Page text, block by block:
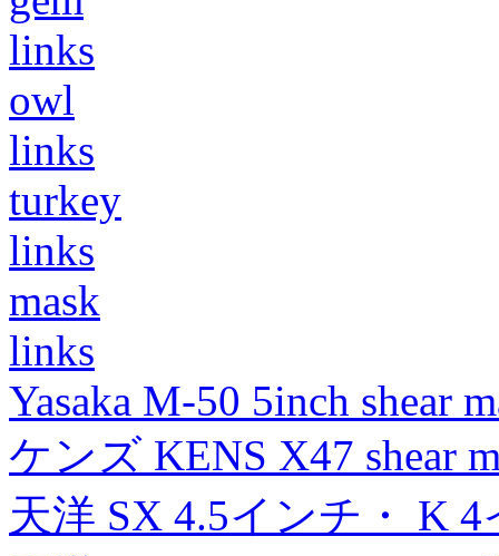
links
owl
links
turkey
links
mask
links
Yasaka M-50 5inch shear
ケンズ KENS X47 shear
天洋 SX 4.5インチ・ K